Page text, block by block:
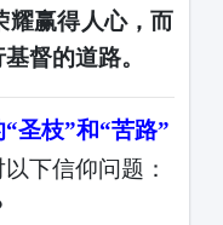
耀赢得人心，而
督的道路。
“圣枝”和“苦路”
下信仰问题：